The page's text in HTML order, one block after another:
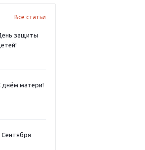
Все статьи
защиты
днём матери!
Сентября